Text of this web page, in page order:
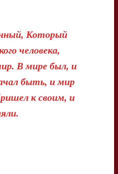
Который
человека,
В мире был, и
быть, и мир
к своим, и